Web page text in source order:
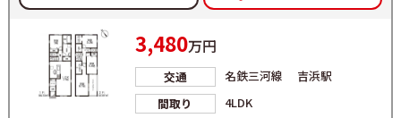
3,480万円
交通
名鉄三河線 吉浜駅
間取り
4LDK